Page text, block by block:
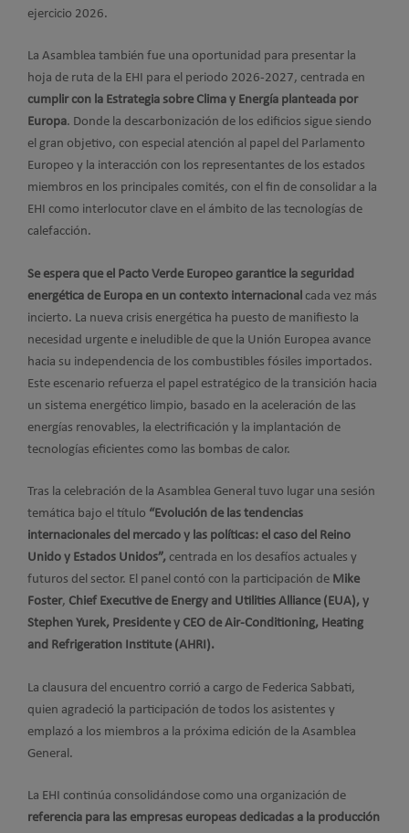
ejercicio 2026.
La Asamblea también fue una oportunidad para presentar la
hoja de ruta de la EHI para el periodo 2026-2027, centrada en
cumplir con la Estrategia sobre Clima y Energía planteada por
Europa. Donde la descarbonización de los edificios sigue siendo
el gran objetivo, con especial atención al papel del Parlamento
Europeo y la interacción con los representantes de los estados
miembros en los principales comités, con el fin de consolidar a la
EHI como interlocutor clave en el ámbito de las tecnologías de
calefacción.
Se espera que el Pacto Verde Europeo garantice la seguridad
energética de Europa en un contexto internacional cada vez más
incierto. La nueva crisis energética ha puesto de manifiesto la
necesidad urgente e ineludible de que la Unión Europea avance
hacia su independencia de los combustibles fósiles importados.
Este escenario refuerza el papel estratégico de la transición hacia
un sistema energético limpio, basado en la aceleración de las
energías renovables, la electrificación y la implantación de
tecnologías eficientes como las bombas de calor.
Tras la celebración de la Asamblea General tuvo lugar una sesión
temática bajo el título “Evolución de las tendencias
internacionales del mercado y las políticas: el caso del Reino
Unido y Estados Unidos”, centrada en los desafíos actuales y
futuros del sector. El panel contó con la participación de Mike
Foster, Chief Executive de Energy and Utilities Alliance (EUA), y
Stephen Yurek, Presidente y CEO de Air-Conditioning, Heating
and Refrigeration Institute (AHRI).
La clausura del encuentro corrió a cargo de Federica Sabbati,
quien agradeció la participación de todos los asistentes y
emplazó a los miembros a la próxima edición de la Asamblea
General.
La EHI continúa consolidándose como una organización de
referencia para las empresas europeas dedicadas a la producción